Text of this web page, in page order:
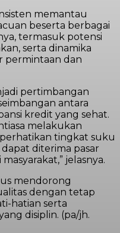
memantau
beserta berbagai
termasuk potensi
serta dinamika
permintaan dan
pertimbangan
antara
kredit yang sehat.
melakukan
tingkat suku
diterima pasar
jelasnya.
mendorong
dengan tetap
hatian serta
disiplin. (pa/jh.